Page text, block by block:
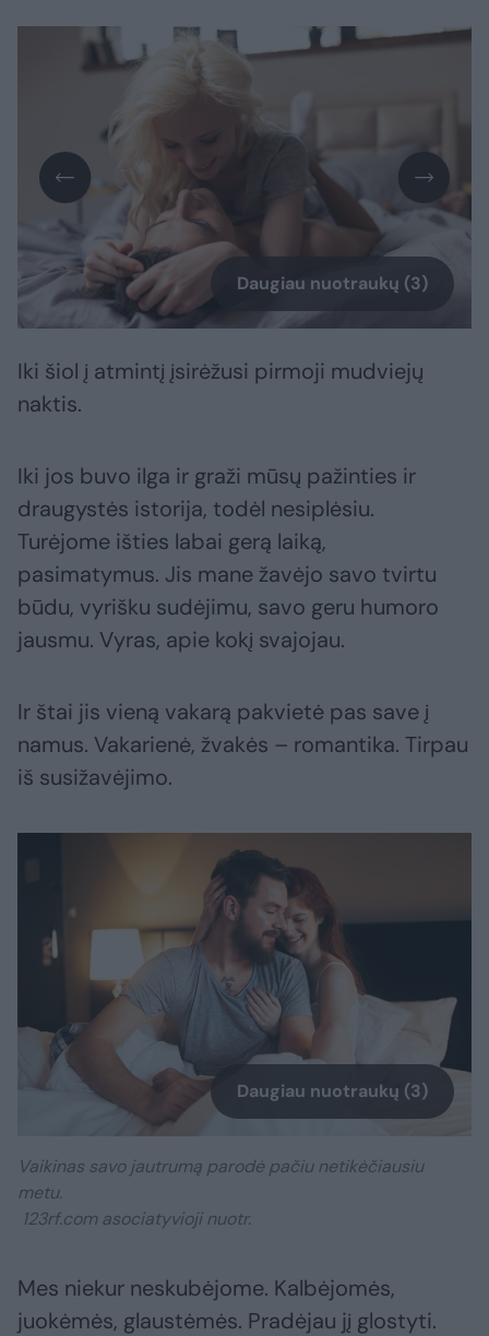
Daugiau nuotraukų (3)
Iki šiol į atmintį įsirėžusi pirmoji mudviejų
naktis.
Iki jos buvo ilga ir graži mūsų pažinties ir
draugystės istorija, todėl nesiplėsiu.
Turėjome išties labai gerą laiką,
pasimatymus. Jis mane žavėjo savo tvirtu
būdu, vyrišku sudėjimu, savo geru humoro
jausmu. Vyras, apie kokį svajojau.
Ir štai jis vieną vakarą pakvietė pas save į
namus. Vakarienė, žvakės – romantika. Tirpau
iš susižavėjimo.
Daugiau nuotraukų (3)
Vaikinas savo jautrumą parodė pačiu netikėčiausiu
metu.
123rf.com asociatyvioji nuotr.
Mes niekur neskubėjome. Kalbėjomės,
juokėmės, glaustėmės. Pradėjau jį glostyti.